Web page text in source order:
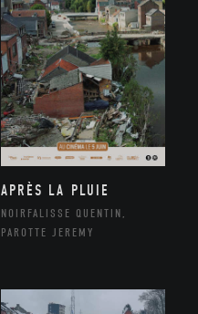
APRÈS LA PLUIE
NOIRFALISSE QUENTIN,
PAROTTE JEREMY